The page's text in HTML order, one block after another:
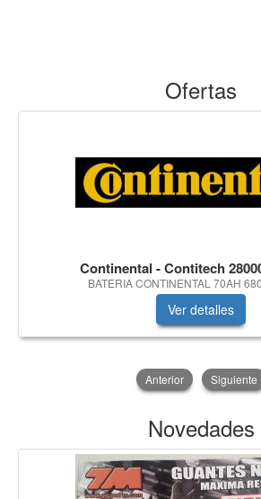
Ofertas
Continental - Contitech
BATERIA CONTINENTAL 70AH
Ver detalles
Anterior Siguiente
Novedades